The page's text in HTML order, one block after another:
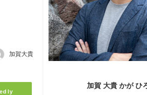
加賀大貴
加賀 大貴 かが ひ